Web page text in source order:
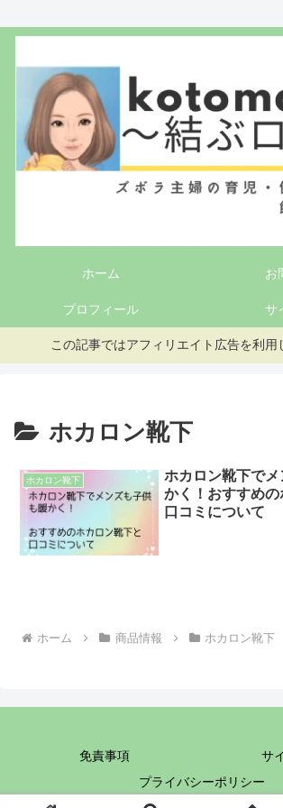
ホーム お
プロフィール サ
この記事ではアフィリエイト広告を利用
ホカロン靴下
ホカロン靴下
ホカロン靴下で
かく！おすすめ
口コミについて
ホーム 商品情報 ホカロン靴下
免責事項
サ
プライバシーポリシー